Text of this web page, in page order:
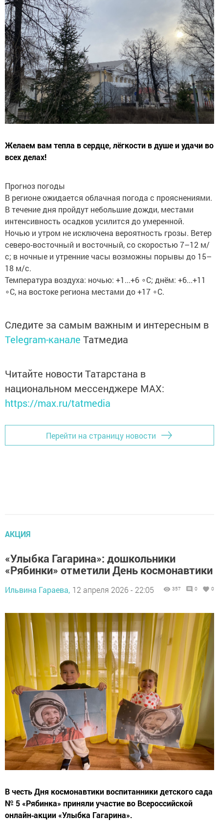
Желаем вам тепла в сердце, лёгкости в душе и удачи во
всех делах!
Прогноз погоды
В регионе ожидается облачная погода с прояснениями.
В течение дня пройдут небольшие дожди, местами
интенсивность осадков усилится до умеренной.
Ночью и утром не исключена вероятность грозы. Ветер
северо‑восточный и восточный, со скоростью 7–12 м/
с; в ночные и утренние часы возможны порывы до 15–
18 м/с.
Температура воздуха: ночью: +1...+6 ∘C; днём: +6...+11
∘C, на востоке региона местами до +17 ∘C.
Следите за самым важным и интересным в
Telegram-канале Татмедиа
Читайте новости Татарстана в
национальном мессенджере MАХ:
https://max.ru/tatmedia
Перейти на страницу новости
АКЦИЯ
«Улыбка Гагарина»: дошкольники
«Рябинки» отметили День космонавтики
Ильвина Гараева, 12 апреля 2026 - 22:05 357 0 0
В честь Дня космонавтики воспитанники детского сада
№ 5 «Рябинка» приняли участие во Всероссийской
онлайн‑акции «Улыбка Гагарина».